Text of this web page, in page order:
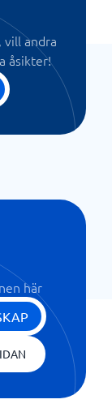
vill andra
åsikter!
här